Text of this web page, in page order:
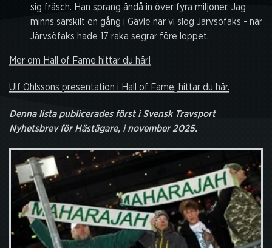
sig fräsch. Han sprang ändå in över fyra miljoner. Jag
minns särskilt en gång i Gävle när vi slog Järvsöfaks - när
Järvsöfaks hade 17 raka segrar före loppet.
Mer om Hall of Fame hittar du här!
Ulf Ohlssons presentation i Hall of Fame, hittar du här.
Denna lista publicerades först i Svensk Travsport
Nyhetsbrev för Hästägare, i november 2025.